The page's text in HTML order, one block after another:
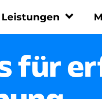
Leistungen
Metafür